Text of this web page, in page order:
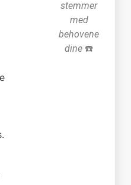
stemmer
med
behovene
dine ☎️